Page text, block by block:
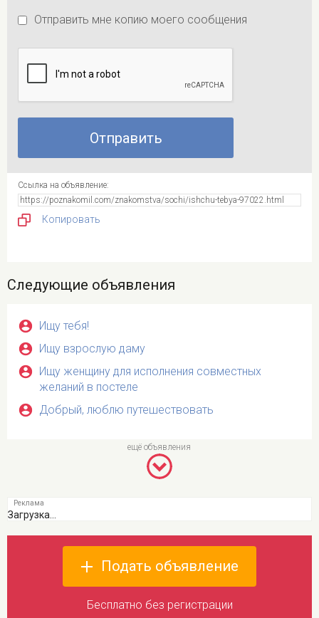
Отправить мне копию моего сообщения
Ссылка на объявление:
Копировать
Следующие объявления
Ищу тебя!
Ищу взрослую даму
Ищу женщину для исполнения совместных
желаний в постеле
Добрый, люблю путешествовать
Загрузка...
Подать объявление
Бесплатно без регистрации